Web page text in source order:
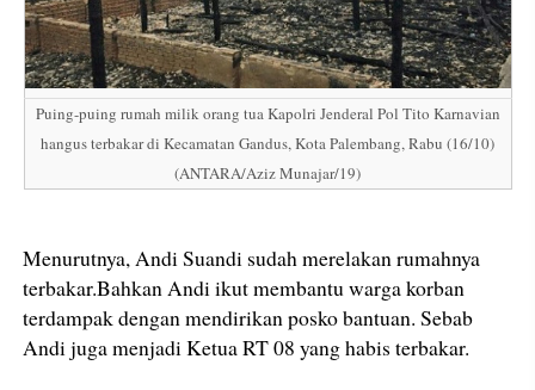
Puing-puing rumah milik orang tua Kapolri Jenderal Pol Tito Karnavian
hangus terbakar di Kecamatan Gandus, Kota Palembang, Rabu (16/10)
(ANTARA/Aziz Munajar/19)
Menurutnya, Andi Suandi sudah merelakan rumahnya
terbakar.Bahkan Andi ikut membantu warga korban
terdampak dengan mendirikan posko bantuan. Sebab
Andi juga menjadi Ketua RT 08 yang habis terbakar.